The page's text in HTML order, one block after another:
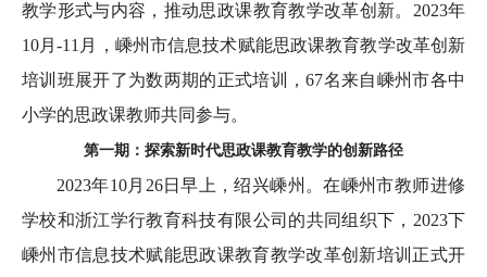
教学形式与内容，推动思政课教育教学改革创新。2023年
10月-11月，嵊州市信息技术赋能思政课教育教学改革创新
培训班展开了为数两期的正式培训，67名来自嵊州市各中
小学的思政课教师共同参与。
第一期：探索新时代思政课教育教学的创新路径
2023年10月26日早上，绍兴嵊州。在嵊州市教师进修
学校和浙江学行教育科技有限公司的共同组织下，2023下
嵊州市信息技术赋能思政课教育教学改革创新培训正式开